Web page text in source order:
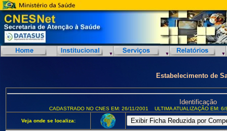
Estabelecimento de
Identificação
CADASTRADO NO CNES EM: 26/11/2001 ULTIMA ATUALIZAÇÃO EM:
Veja onde se localiza: